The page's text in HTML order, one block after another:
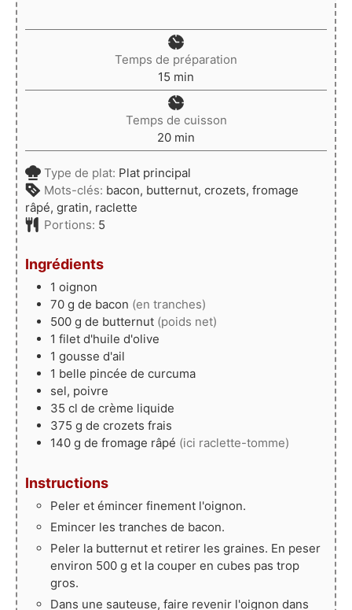
Temps de préparation
15 minutes
min
Temps de cuisson
20minutes
min
Type de plat: Plat principal
Mots-clés: bacon, butternut, crozets, fromage
râpé, gratin, raclette
Portions: 5
Ingrédients
1 oignon
70 g de bacon (en tranches)
500 g de butternut (poids net)
1 filet d'huile d'olive
1 gousse d'ail
1 belle pincée de curcuma
sel, poivre
35 cl de crème liquide
375 g de crozets frais
140 g de fromage râpé (ici raclette-tomme)
Instructions
Peler et émincer finement l'oignon.
Emincer les tranches de bacon.
Peler la butternut et retirer les graines. En peser
environ 500 g et la couper en cubes pas trop
gros.
Dans une sauteuse, faire revenir l'oignon dans